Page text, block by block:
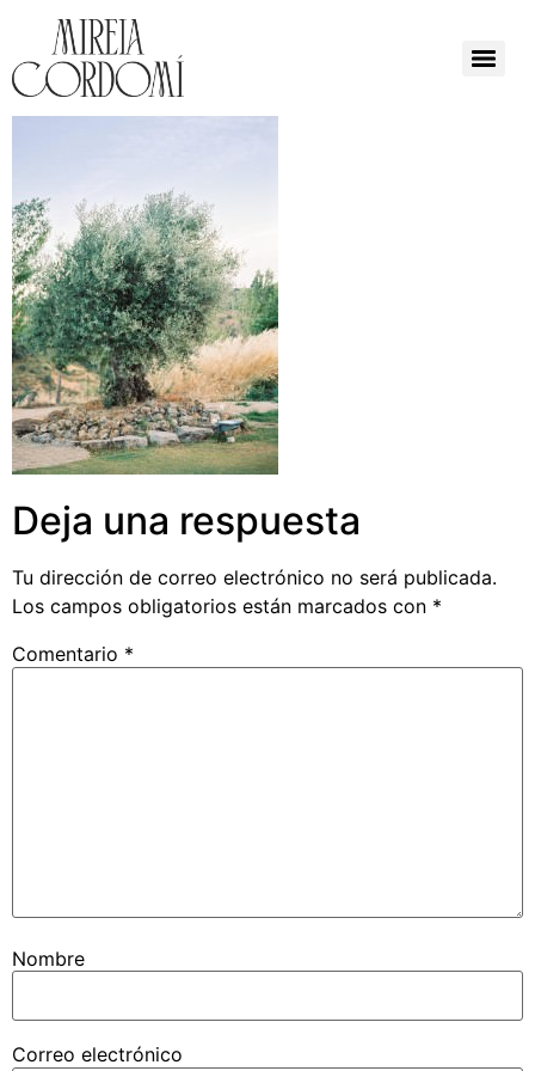
Deja una respuesta
Tu dirección de correo electrónico no será publicada.
Los campos obligatorios están marcados con *
Comentario *
Nombre
Correo electrónico